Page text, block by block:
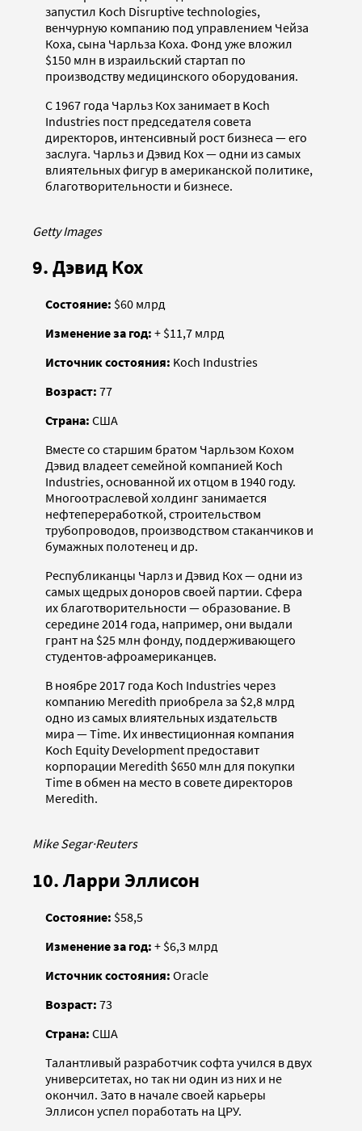
запустил Koch Disruptive technologies,
венчурную компанию под управлением Чейза
Коха, сына Чарльза Коха. Фонд уже вложил
$150 млн в израильский стартап по
производству медицинского оборудования.
С 1967 года Чарльз Кох занимает в Koch
Industries пост председателя совета
директоров, интенсивный рост бизнеса — его
заслуга. Чарльз и Дэвид Кох — одни из самых
влиятельных фигур в американской политике,
благотворительности и бизнесе.
Getty Images
9. Дэвид Кох
Состояние: $60 млрд
Изменение за год: + $11,7 млрд
Источник состояния: Koch Industries
Возраст: 77
Страна: США
Вместе со старшим братом Чарльзом Кохом
Дэвид владеет семейной компанией Koch
Industries, основанной их отцом в 1940 году.
Многоотраслевой холдинг занимается
нефтепереработкой, строительством
трубопроводов, производством стаканчиков и
бумажных полотенец и др.
Республиканцы Чарлз и Дэвид Кох — одни из
самых щедрых доноров своей партии. Сфера
их благотворительности — образование. В
середине 2014 года, например, они выдали
грант на $25 млн фонду, поддерживающего
студентов-афроамериканцев.
В ноябре 2017 года Koch Industries через
компанию Meredith приобрела за $2,8 млрд
одно из самых влиятельных издательств
мира — Time. Их инвестиционная компания
Koch Equity Development предоставит
корпорации Meredith $650 млн для покупки
Time в обмен на место в совете директоров
Meredith.
Mike Segar·Reuters
10. Ларри Эллисон
Состояние: $58,5
Изменение за год: + $6,3 млрд
Источник состояния: Oracle
Возраст: 73
Страна: США
Талантливый разработчик софта учился в двух
университетах, но так ни один из них и не
окончил. Зато в начале своей карьеры
Эллисон успел поработать на ЦРУ.